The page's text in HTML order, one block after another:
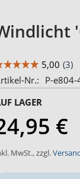
Nr.
P-
LAGER
€
MwSt.,zzgl.